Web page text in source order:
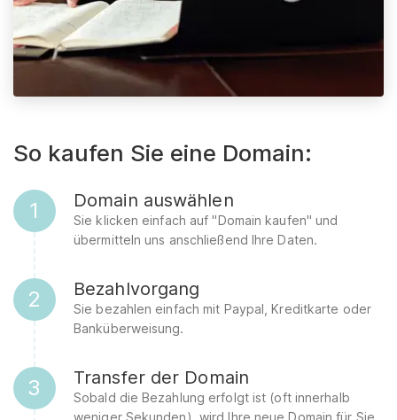
So kaufen Sie eine Domain:
1 Domain auswählen
Sie klicken einfach auf "Domain kaufen" und
übermitteln uns anschließend Ihre Daten.
2 Bezahlvorgang
Sie bezahlen einfach mit Paypal, Kreditkarte oder
Banküberweisung.
3 Transfer der Domain
Sobald die Bezahlung erfolgt ist (oft innerhalb
weniger Sekunden), wird Ihre neue Domain für Sie